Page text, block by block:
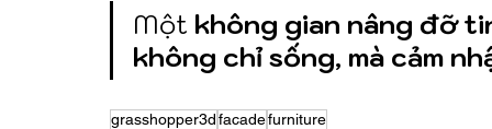
Một không gian nâng đỡ
không chỉ sống, mà cảm
grasshopper3dfacadefurniture